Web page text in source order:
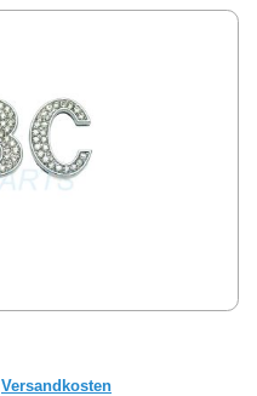
Versandkosten